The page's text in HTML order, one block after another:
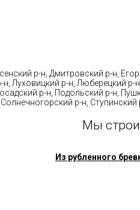
р-н, Дмитровский р-н,
Луховицкий р-н, Люберецкий
р-н, Подольский р-н,
Солнечногорский р-н,
Мы
Из рубленного